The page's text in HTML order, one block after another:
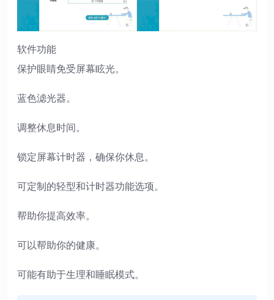
软件功能
保护眼睛免受屏幕眩光。
蓝色滤光器。
调整休息时间。
锁定屏幕计时器，确保你休息。
可定制的轻型和计时器功能选项。
帮助你提高效率。
可以帮助你的健康。
可能有助于生理和睡眠模式。